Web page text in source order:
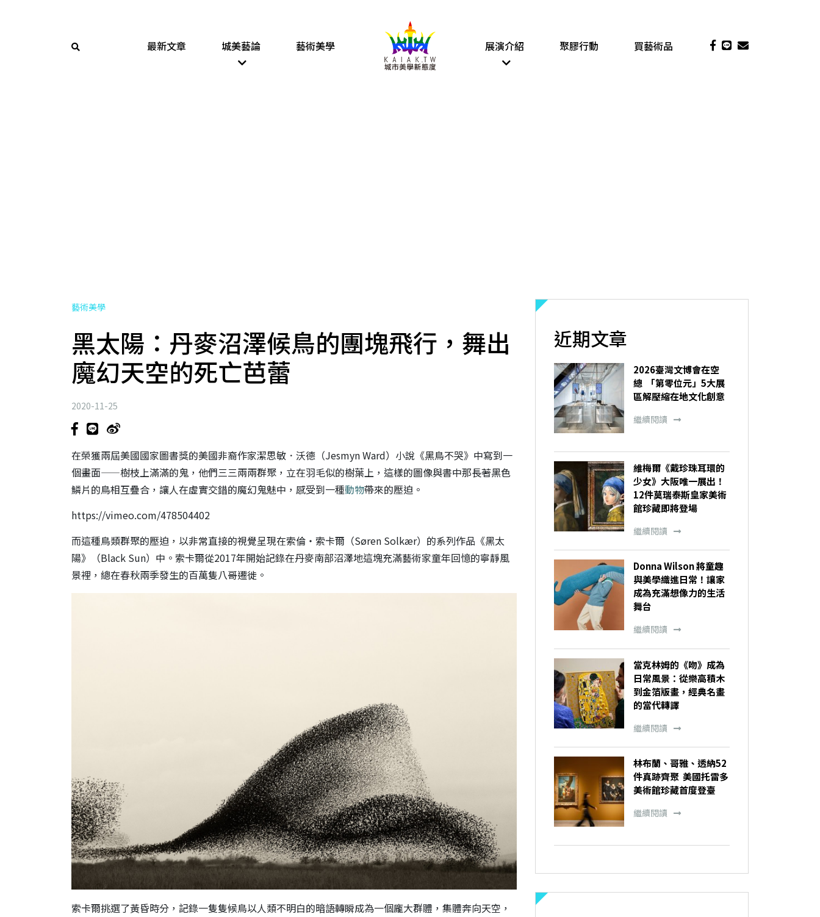
最新文章 城美藝論 藝術美學 展演介紹 聚膠行動 買藝術品
藝術美學
黑太陽：丹麥沼澤候鳥的團塊飛行，舞出
魔幻天空的死亡芭蕾
2020-11-25
在榮獲兩屆美國國家圖書獎的美國非裔作家潔思敏．沃德（Jesmyn Ward）小說《黑鳥不哭》中寫到一
個畫面——樹枝上滿滿的鬼，他們三三兩兩群聚，立在羽毛似的樹葉上，這樣的圖像與書中那長著黑色
鱗片的鳥相互疊合，讓人在虛實交錯的魔幻鬼魅中，感受到一種動物帶來的壓迫。
https://vimeo.com/478504402
而這種鳥類群聚的壓迫，以非常直接的視覺呈現在索倫・索卡爾（Søren Solkær）的系列作品《黑太
陽》（Black Sun）中。索卡爾從2017年開始記錄在丹麥南部沼澤地這塊充滿藝術家童年回憶的寧靜風
景裡，總在春秋兩季發生的百萬隻八哥遷徙。
索卡爾挑選了黃昏時分，記錄一隻隻候鳥以人類不明白的暗語轉瞬成為一個龐大群體，集體奔向天空，
近期文章
2026臺灣文博會在空
總 「第零位元」5大展
區解壓縮在地文化創意
繼續閱讀
維梅爾《戴珍珠耳環的
少女》大阪唯一展出！
12件莫瑞泰斯皇家美術
館珍藏即將登場
繼續閱讀
Donna Wilson 將童趣
與美學織進日常！讓家
成為充滿想像力的生活
舞台
繼續閱讀
當克林姆的《吻》成為
日常風景：從樂高積木
到金箔版畫，經典名畫
的當代轉譯
繼續閱讀
林布蘭、哥雅、透納52
件真跡齊聚 美國托雷多
美術館珍藏首度登臺
繼續閱讀